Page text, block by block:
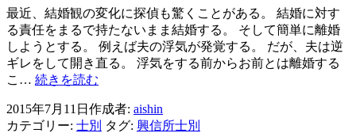
浮
気・
離
婚
～
浮
最近、結婚観の変化に探偵も驚くことがある。 結婚に対す
る責任をまるで持たないまま結婚する。 そして簡単に離婚
しようとする。 例えば夫の浮気が発覚する。 だが、夫は逆
ギレをして開き直る。 浮気をする前からお前とは離婚する
こ… 続きを読む
と
は
2015年7月11日 作成者: aishin
カテゴリー: 士別 タグ: 興信所士別